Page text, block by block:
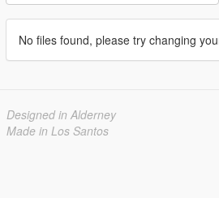
No files found, please try changing
Designed in Alderney
Made in Los Santos